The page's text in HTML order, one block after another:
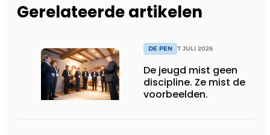
Gerelateerde artikelen
DE PEN 7 JULI 2026
De jeugd mist geen
discipline. Ze mist de
voorbeelden.